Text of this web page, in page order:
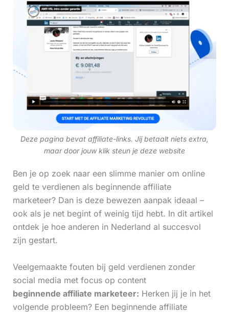
Deze pagina bevat affiliate-links. Jij betaalt niets extra,
maar door jouw klik steun je deze website
Ben je op zoek naar een slimme manier om online
geld te verdienen als beginnende affiliate
marketeer? Dan is deze bewezen aanpak ideaal –
ook als je net begint of weinig tijd hebt. In dit artikel
ontdek je hoe anderen in Nederland al succesvol
zijn gestart.
Veelgemaakte fouten bij geld verdienen zonder
social media met focus op content
beginnende affiliate marketeer: Herken jij je in het
volgende probleem? Een beginnende affiliate